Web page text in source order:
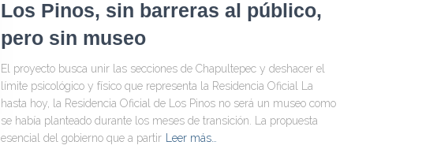
Los Pinos, sin barreras al público,
pero sin museo
El proyecto busca unir las secciones de Chapultepec y deshacer el
límite psicológico y físico que representa la Residencia Oficial La
hasta hoy, la Residencia Oficial de Los Pinos no será un museo como
se había planteado durante los meses de transición. La propuesta
esencial del gobierno que a partir
Leer más…